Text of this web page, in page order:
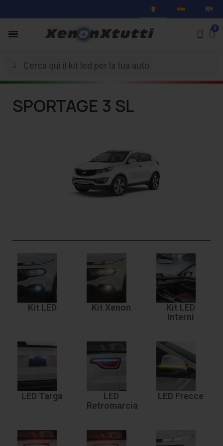
SPORTAGE 3 SL
Kit LED Kit Xenon
Kit LED
Interni
LED Targa
LED
Retromarcia
LED Frecce